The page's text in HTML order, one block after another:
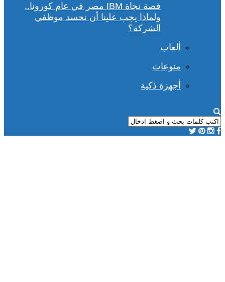
قصة نجاة IBM مصر في عام كورونا..
ولماذا يجب علينا أن نحسد موظفي
الشركة؟
ألعاب
منوعات
أجهزة ذكية